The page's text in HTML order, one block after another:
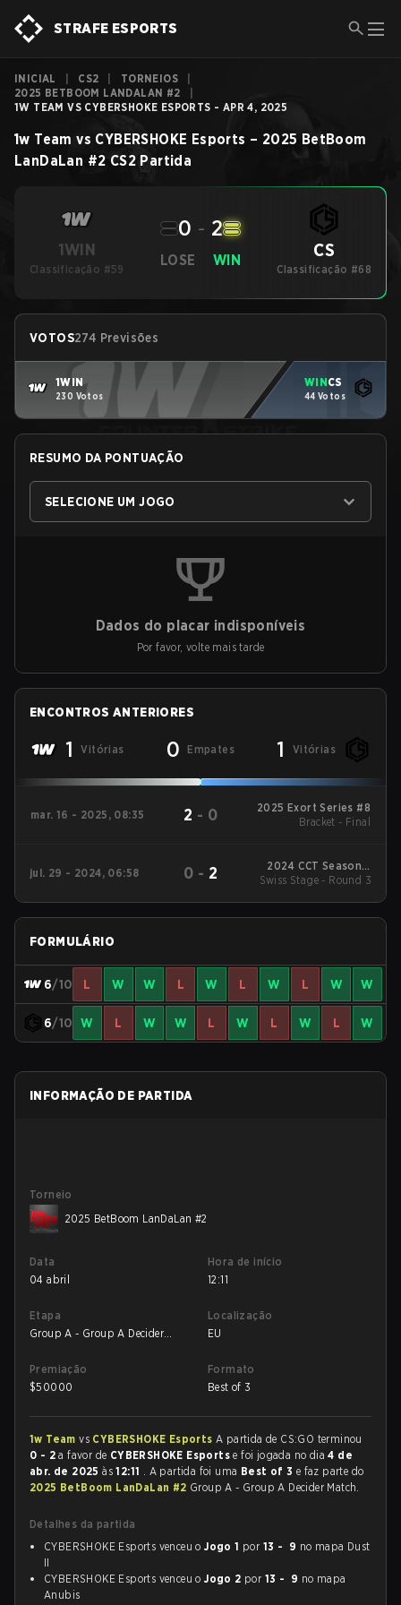
STRAFE ESPORTS
INICIAL CS2 TORNEIOS
2025 BETBOOM LANDALAN #2
1W TEAM VS CYBERSHOKE ESPORTS - APR 4, 2025
1w Team vs CYBERSHOKE Esports – 2025 BetBoom
LanDaLan #2 CS2 Partida
1WIN
Classificação #59
LOSE
0 - 2
WIN CS
Classificação #68
VOTOS274 Previsões
1WIN
230 Votos
WINCS
44 Votos
RESUMO DA PONTUAÇÃO
SELECIONE UM JOGO
Dados do placar indisponíveis
Por favor, volte mais tarde
ENCONTROS ANTERIORES
1 Vitórias 0 Empates 1 Vitórias
mar. 16 - 2025, 08:35 2 - 0
2025 Exort Series #8
Bracket - Final
jul. 29 - 2024, 06:58 0 - 2
2024 CCT Season 2
European Series #7
Swiss Stage - Round 3
FORMULÁRIO
6/10 L W W L W L W L W W
6/10 W L W W L W L W L W
INFORMAÇÃO DE PARTIDA
Torneio
2025 BetBoom LanDaLan #2
Data
04 abril
Hora de início
12:11
Etapa
Group A - Group A Decider
Localização
EU
Premiação
$50000
Formato
Best of 3
1w Teamvs CYBERSHOKE EsportsA partida de CS:GO terminou
0 - 2 a favor de CYBERSHOKE Esportse foi jogada no dia4 de
abr. de 2025às12:11 . A partida foi uma Best of 3 e faz parte do
2025 BetBoom LanDaLan #2 Group A - Group A Decider Match.
Detalhes da partida
CYBERSHOKE Esports venceu oJogo 1 por 13 - 9 no mapa Dust
II
CYBERSHOKE Esports venceu oJogo 2 por 13 - 9 no mapa
Anubis